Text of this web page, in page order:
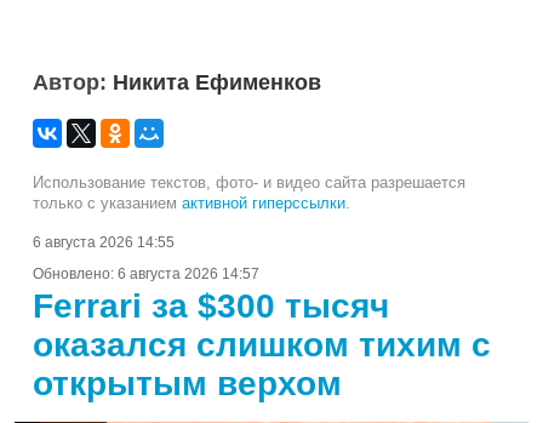
Автор: Никита Ефименков
Использование текстов, фото- и видео сайта разрешается
только с указанием активной гиперссылки.
6 августа 2026 14:55
Обновлено: 6 августа 2026 14:57
Ferrari за $300 тысяч
оказался слишком тихим с
открытым верхом